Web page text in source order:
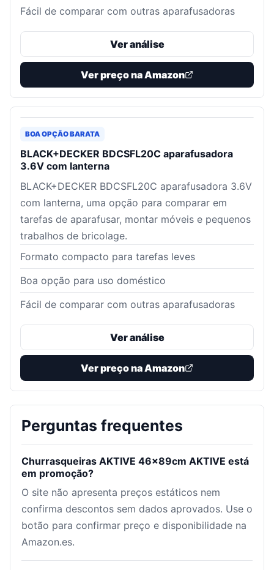
Fácil de comparar com outras aparafusadoras
Ver análise
Ver preço na Amazon
BOA OPÇÃO BARATA
BLACK+DECKER BDCSFL20C aparafusadora
3.6V com lanterna
BLACK+DECKER BDCSFL20C aparafusadora 3.6V
com lanterna, uma opção para comparar em
tarefas de aparafusar, montar móveis e pequenos
trabalhos de bricolage.
Formato compacto para tarefas leves
Boa opção para uso doméstico
Fácil de comparar com outras aparafusadoras
Ver análise
Ver preço na Amazon
Perguntas frequentes
Churrasqueiras AKTIVE 46x89cm AKTIVE está
em promoção?
O site não apresenta preços estáticos nem
confirma descontos sem dados aprovados. Use o
botão para confirmar preço e disponibilidade na
Amazon.es.